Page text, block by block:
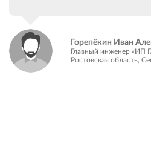
Горепёкин Иван
Главный инженер «ИП
Ростовская область,